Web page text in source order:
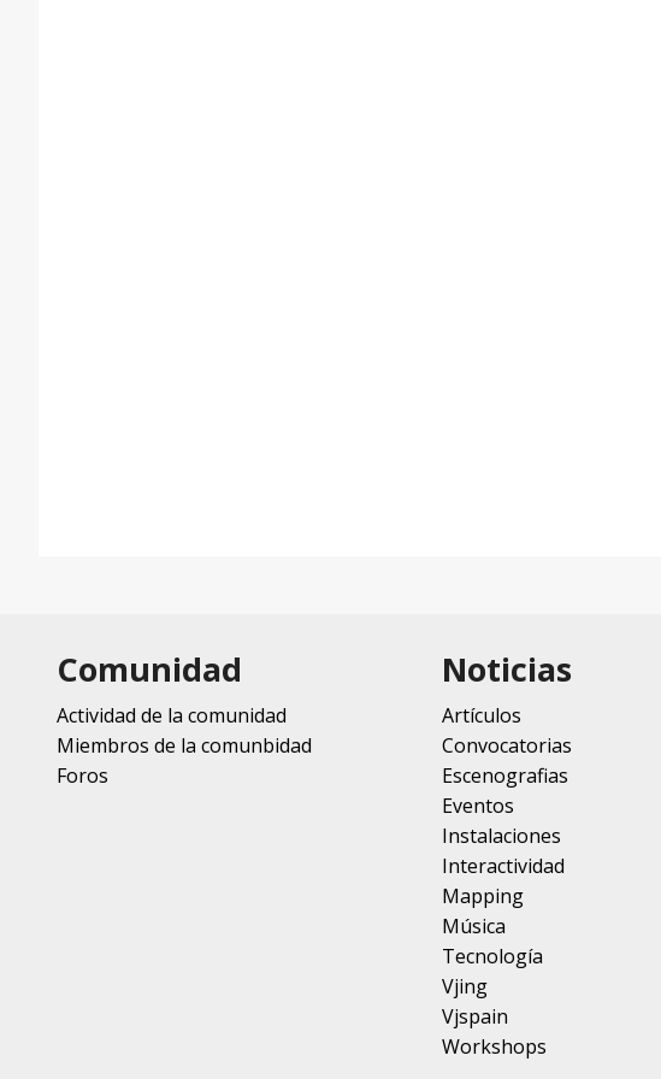
Comunidad
Actividad de la comunidad
Miembros de la comunbidad
Foros
Noticias
Artículos
Convocatorias
Escenografias
Eventos
Instalaciones
Interactividad
Mapping
Música
Tecnología
Vjing
Vjspain
Workshops